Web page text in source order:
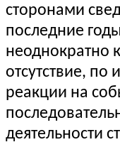
сторонами
последние
неоднократно
отсутствие,
реакции на
деятельности